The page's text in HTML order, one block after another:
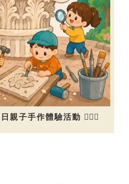
親子手作體驗活動 👷🏻‍♀️